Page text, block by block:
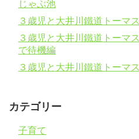
じゃぶ池
３歳児と大井川鐵道トーマ
３歳児と大井川鐵道トーマ
で待機編
３歳児と大井川鐵道トーマ
カテゴリー
子育て